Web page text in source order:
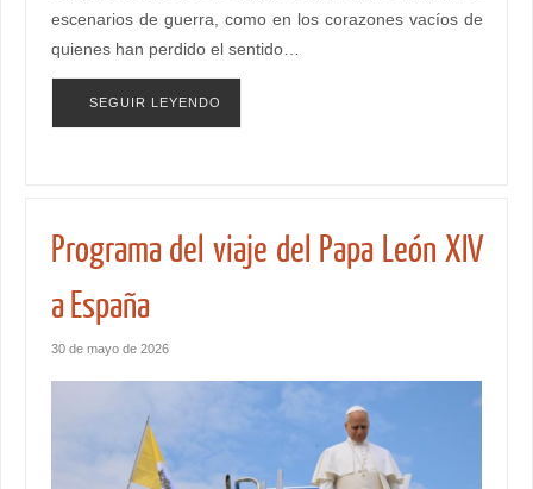
escenarios de guerra, como en los corazones vacíos de
quienes han perdido el sentido…
SEGUIR LEYENDO
Programa del viaje del Papa León XIV
a España
30 de mayo de 2026